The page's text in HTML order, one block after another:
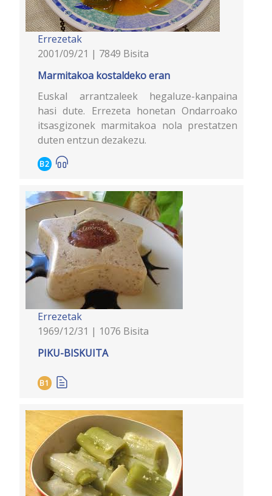
Errezetak
2001/09/21 | 7849 Bisita
Marmitakoa kostaldeko eran
Euskal arrantzaleek hegaluze-kanpaina
hasi dute. Errezeta honetan Ondarroako
itsasgizonek marmitakoa nola prestatzen
duten entzun dezakezu.
B2
Errezetak
1969/12/31 | 1076 Bisita
PIKU-BISKUITA
B1